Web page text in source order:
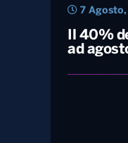
Il 40%
ad
7